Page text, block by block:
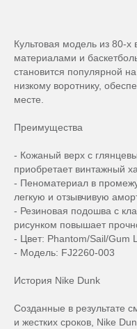
Культовая модель из 80-х
материалами и
становится популярной
низкому воротнику,
месте.
Преимущества
- Кожаный верх с
приобретает винтажный
- Пеноматериал в
легкую и отзывчивую
- Резиновая подошва с
рисунком повышает
- Цвет: Phantom/Sail/Gum
- Модель: FJ2260-003
История Nike Dunk
Созданные в результате
и жестких сроков, Nike